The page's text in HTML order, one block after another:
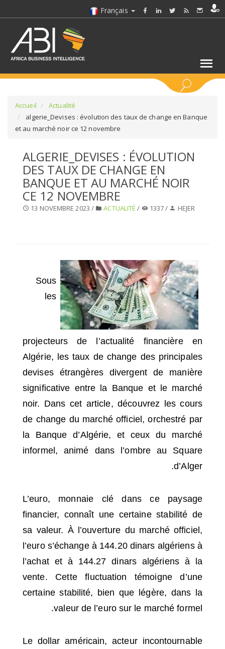
Français
SÉLECTIONNEZ UN DOSSIER
SELECTIONNEZ UNE SECTION
Accueil
Actualité
algerie_Devises : évolution des taux de change en Banque
et au marché noir ce 12 novembre
ALGERIE_DEVISES : ÉVOLUTION
DES TAUX DE CHANGE EN
BANQUE ET AU MARCHÉ NOIR
CE 12 NOVEMBRE
13 NOVEMBRE 2023 / ACTUALITÉ / 1337 / HEJER
Sous
les
projecteurs de l’actualité financière en
Algérie, les taux de change des principales
devises étrangères divergent de manière
significative entre la Banque et le marché
noir. Dans cet article, découvrez les cours
de change du marché officiel, orchestré par
la Banque d’Algérie, et ceux du marché
informel, animé dans l’ombre au Square
d’Alger.
L’euro, monnaie clé dans ce paysage
financier, connaît une certaine stabilité de
sa valeur. À l’ouverture du marché officiel,
l’euro s’échange à 144.20 dinars algériens à
l’achat et à 144.27 dinars algériens à la
vente. Cette fluctuation témoigne d’une
certaine stabilité, bien que légère, dans la
valeur de l’euro sur le marché formel.
Le dollar américain, acteur incontournable